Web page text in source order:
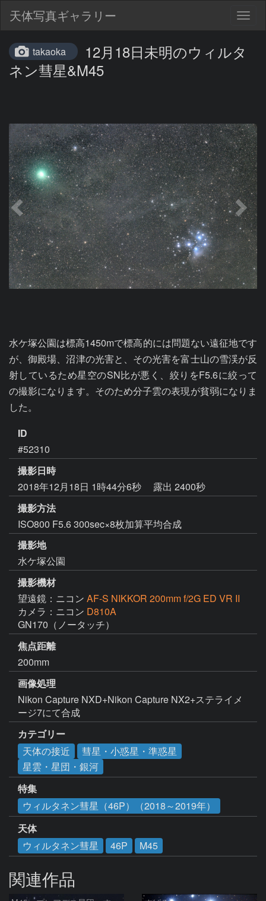
天体写真ギャラリー
takaoka
12月18日未明のウィルタ
ネン彗星&M45
水ケ塚公園は標高1450mで標高的には問題ない遠征地です
が、御殿場、沼津の光害と、その光害を富士山の雪渓が反
射しているため星空のSN比が悪く、絞りをF5.6に絞って
の撮影になります。そのため分子雲の表現が貧弱になりま
した。
ID
#52310
撮影日時
2018年12月18日 1時44分6秒
露出 2400秒
撮影方法
ISO800 F5.6 300sec×8枚加算平均合成
撮影地
水ケ塚公園
撮影機材
望遠鏡：ニコン AF-S NIKKOR 200mm f/2G ED VR II
カメラ：ニコン D810A
GN170（ノータッチ）
焦点距離
200mm
画像処理
Nikon Capture NXD+Nikon Capture NX2+ステライメ
ージ7にて合成
カテゴリー
天体の接近
彗星・小惑星・準惑星
星雲・星団・銀河
特集
ウィルタネン彗星（46P）（2018～2019年）
天体
ウィルタネン彗星
46P M45
関連作品